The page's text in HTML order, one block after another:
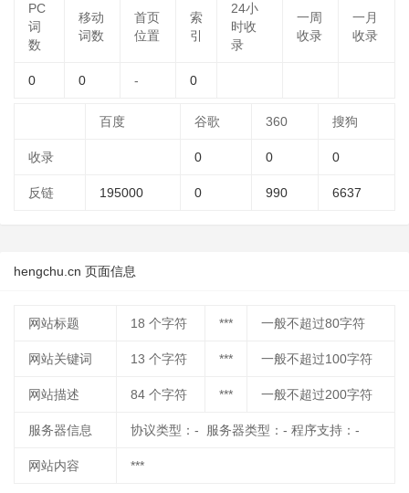
PC
词
数
移动
词数
首页
位置
索
引
24小
时收
录
一周
收录
一月
收录
0 0 - 0
百度 谷歌 360 搜狗
收录 0 0 0
反链 195000 0 990 6637
hengchu.cn 页面信息
网站标题 18 个字符 *** 一般不超过80字符
网站关键词 13 个字符 *** 一般不超过100字符
网站描述 84 个字符 *** 一般不超过200字符
服务器信息 协议类型：- 服务器类型：- 程序支持：-
网站内容 ***